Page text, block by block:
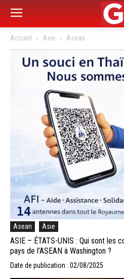
Accueil Asie Asean
Asean Asie
ASIE – ÉTATS-UNIS : Qui sont les
pays de l’ASEAN à Washington ?
Date de publication : 02/08/2025